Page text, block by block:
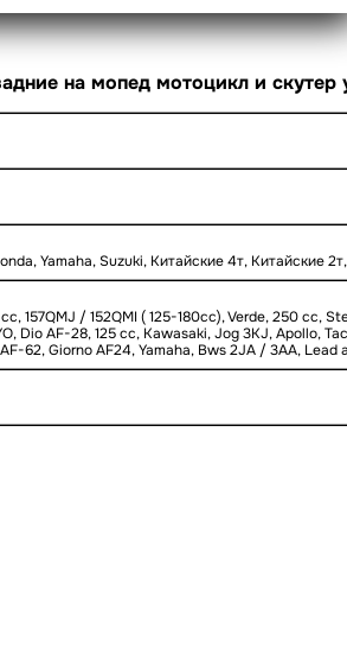
на мопед мотоцикл и
Yamaha, Suzuki, Китайские 4т, Китайские
157QMJ / 152QMI ( 125-180cc), Verde, 250 cc,
Dio AF-28, 125 cc, Kawasaki, Jog 3KJ, Apollo,
62, Giorno AF24, Yamaha, Bws 2JA / 3AA,